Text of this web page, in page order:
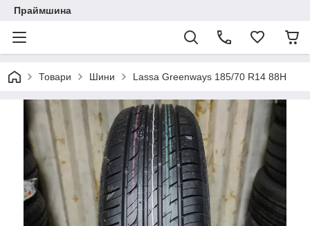
Праймшина
Товари Шини Lassa Greenways 185/70 R14 88H